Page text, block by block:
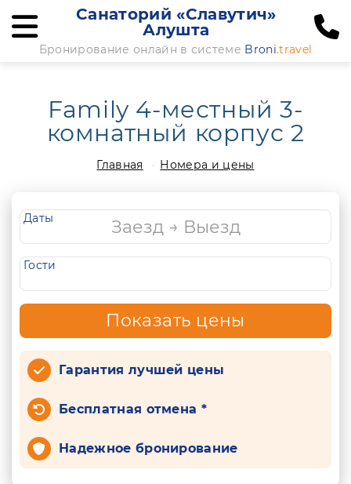
Санаторий «Славутич»
Алушта
Бронирование онлайн в системе Broni.travel
Family 4-местный 3-
комнатный корпус 2
Главная Номера и цены
Даты
Гости
Показать цены
Гарантия лучшей цены
Бесплатная отмена *
Надежное бронирование